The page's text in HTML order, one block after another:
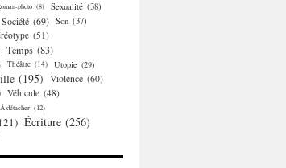
photo (8) Sexualité (38)
Société (69) Son (37)
(51)
Temps (83)
Théâtre (14) Utopie (29)
(195) Violence (60)
Véhicule (48)
À détacher (12)
Écriture (256)